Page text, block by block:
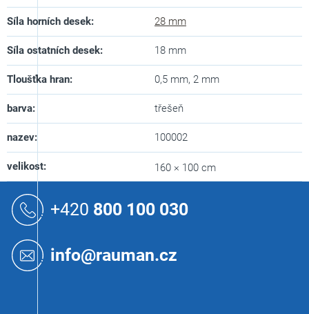
Síla horních desek: 28 mm
Síla ostatních desek: 18 mm
Tloušťka hran: 0,5 mm, 2 mm
barva: třešeň
nazev: 100002
velikost: 160 × 100 cm
+420 800 100 030
info@rauman.cz